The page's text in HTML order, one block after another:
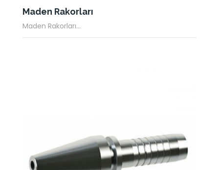
Maden Rakorları
Maden Rakorları...